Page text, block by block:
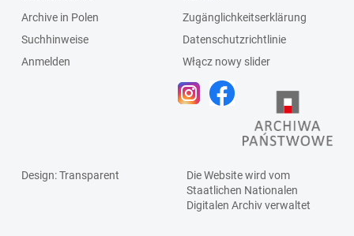
Archive in Polen
Suchhinweise
Anmelden
Zugänglichkeitserklärung
Datenschutzrichtlinie
Włącz nowy slider
Design: Transparent
Die Website wird vom
Staatlichen Nationalen
Digitalen Archivverwaltet